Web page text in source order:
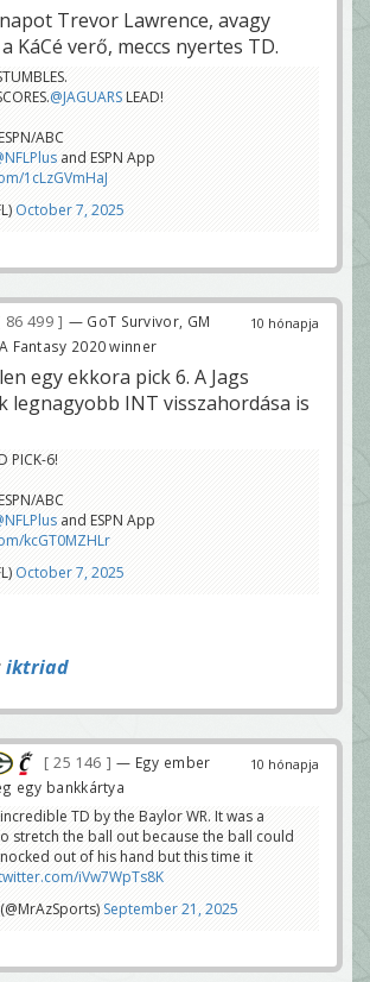
Trevor Lawrence, avagy
KáCé verő, meccs nyertes TD.
@JAGUARSLEAD!
ABC
and ESPN App
1cLzGVmHaJ
October 7, 2025
10 hónapja
86 499
— GoT Survivor, GM
Fantasy 2020 winner
egy ekkora pick 6. A Jags
legnagyobb INT visszahordása is
PICK-6!
ABC
and ESPN App
kcGT0MZHLr
October 7, 2025
iktriad
10 hónapja
25 146
— Egy ember
egy bankkártya
TD by the Baylor WR. It was a
stretch the ball out because the ball could
out of his hand but this time it
iVw7WpTs8K
September 21, 2025